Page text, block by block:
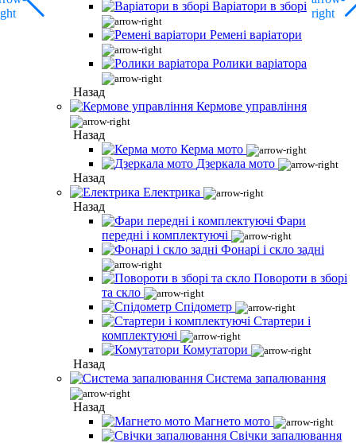
Варіатори в зборі
Ремені варіатори
Ролики варіатора
Назад
Кермове управління
Назад
Керма мото
Дзеркала мото
Назад
Електрика
Назад
Фари
передні і комплектуючі
Фонарі і скло задні
Повороти в зборі
та скло
Спідометр
Стартери і
комплектуючі
Комутатори
Назад
Система запалювання
Назад
Магнето мото
Свічки запалювання